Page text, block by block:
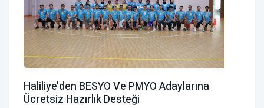
Haliliye’den BESYO Ve PMYO Adaylarına
Ücretsiz Hazırlık Desteği